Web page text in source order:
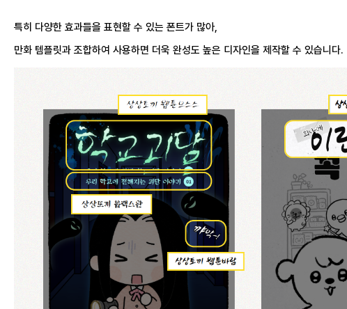
특히 다양한 효과들을 표현할 수 있는 폰트가 많아,
만화 템플릿과 조합하여 사용하면 더욱 완성도 높은 디자인을 제작할 수 있습니다.